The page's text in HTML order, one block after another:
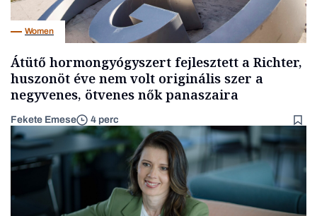
Women
Átütő hormongyógyszert fejlesztett a Richter,
huszonöt éve nem volt originális szer a
negyvenes, ötvenes nők panaszaira
Fekete Emese 4 perc